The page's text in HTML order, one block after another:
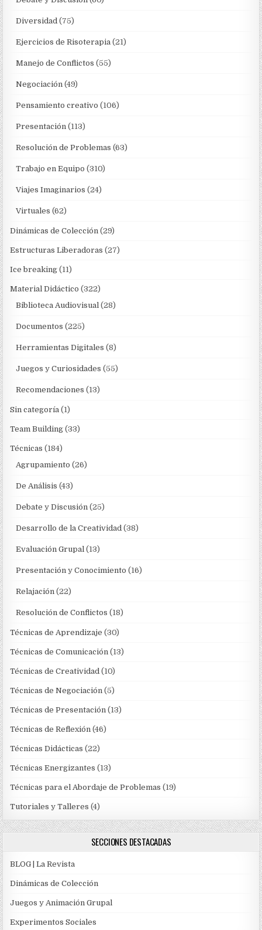
Diversidad (75)
Ejercicios de Risoterapia (21)
Manejo de Conflictos (55)
Negociación (49)
Pensamiento creativo (106)
Presentación (113)
Resolución de Problemas (63)
Trabajo en Equipo (310)
Viajes Imaginarios (24)
Virtuales (62)
Dinámicas de Colección (29)
Estructuras Liberadoras (27)
Ice breaking (11)
Material Didáctico (322)
Biblioteca Audiovisual (28)
Documentos (225)
Herramientas Digitales (8)
Juegos y Curiosidades (55)
Recomendaciones (13)
Sin categoría (1)
Team Building (33)
Técnicas (184)
Agrupamiento (26)
De Análisis (43)
Debate y Discusión (25)
Desarrollo de la Creatividad (38)
Evaluación Grupal (13)
Presentación y Conocimiento (16)
Relajación (22)
Resolución de Conflictos (18)
Técnicas de Aprendizaje (30)
Técnicas de Comunicación (13)
Técnicas de Creatividad (10)
Técnicas de Negociación (5)
Técnicas de Presentación (13)
Técnicas de Reflexión (46)
Técnicas Didácticas (22)
Técnicas Energizantes (13)
Técnicas para el Abordaje de Problemas (19)
Tutoriales y Talleres (4)
SECCIONES DESTACADAS
BLOG | La Revista
Dinámicas de Colección
Juegos y Animación Grupal
Experimentos Sociales